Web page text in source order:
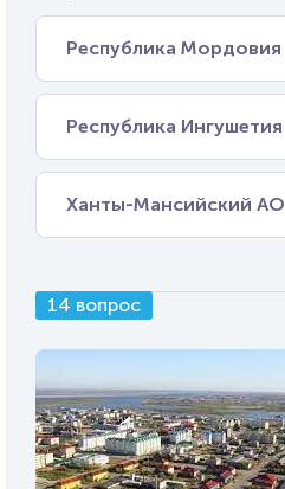
Республика Мордовия
Республика Ингушетия
Ханты-Мансийский АО
14 вопрос